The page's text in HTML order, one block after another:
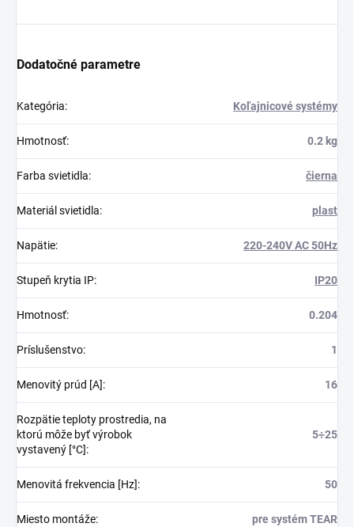
Dodatočné parametre
Kategória: Koľajnicové systémy
Hmotnosť: 0.2 kg
Farba svietidla: čierna
Materiál svietidla: plast
Napätie: 220-240V AC 50Hz
Stupeň krytia IP: IP20
Hmotnosť: 0.204
Príslušenstvo: 1
Menovitý prúd [A]: 16
Rozpätie teploty prostredia, na
ktorú môže byť výrobok
vystavený [°C]:
5÷25
Menovitá frekvencia [Hz]: 50
Miesto montáže: pre systém TEAR